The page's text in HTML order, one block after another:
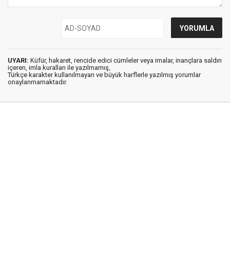
UYARI: Küfür, hakaret, rencide edici cümleler veya imalar, inançlara saldırı
içeren, imla kuralları ile yazılmamış,
Türkçe karakter kullanılmayan ve büyük harflerle yazılmış yorumlar
onaylanmamaktadır.